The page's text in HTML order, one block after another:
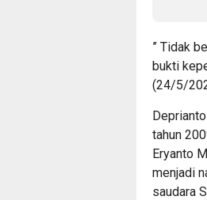
” Tidak
bukti
(24/5/
tahun
Eryanto
menjadi
saudara